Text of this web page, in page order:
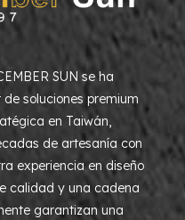
SUN se ha
soluciones premium
en Taiwán,
de artesanía con
experiencia en diseño
calidad y una cadena
garantizan una